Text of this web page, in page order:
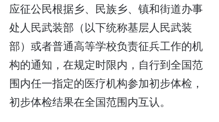
应征公民根据乡、民族乡、镇和街道办事
处人民武装部（以下统称基层人民武装
部）或者普通高等学校负责征兵工作的机
构的通知，在规定时限内，自行到全国范
围内任一指定的医疗机构参加初步体检，
初步体检结果在全国范围内互认。